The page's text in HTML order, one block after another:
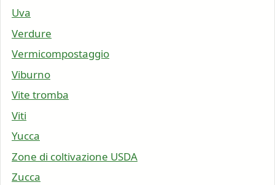
Uva
Verdure
Vermicompostaggio
Viburno
Vite tromba
Viti
Yucca
Zone di coltivazione USDA
Zucca